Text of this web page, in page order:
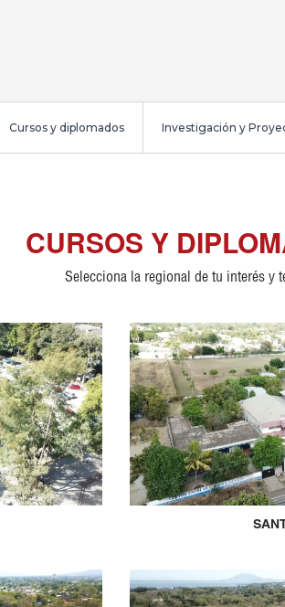
Cursos y diplomados Investigación y
CURSOS Y
Selecciona la regional de tu interés y